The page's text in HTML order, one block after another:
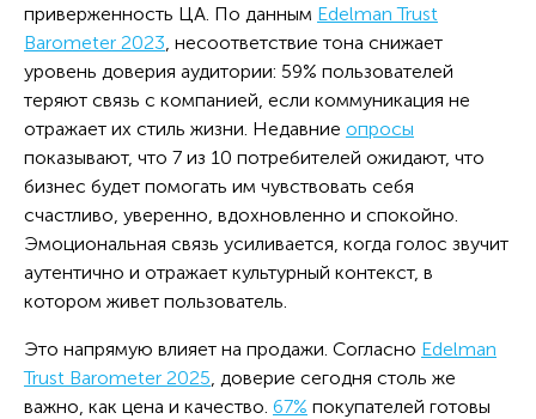
приверженность ЦА. По данным Edelman Trust
Barometer 2023 , несоответствие тона снижает
уровень доверия аудитории: 59% пользователей
теряют связь с компанией, если коммуникация не
отражает их стиль жизни. Недавние опросы
показывают, что 7 из 10 потребителей ожидают, что
бизнес будет помогать им чувствовать себя
счастливо, уверенно, вдохновленно и спокойно.
Эмоциональная связь усиливается, когда голос звучит
аутентично и отражает культурный контекст, в
котором живет пользователь.
Это напрямую влияет на продажи. Согласно Edelman
Trust Barometer 2025 , доверие сегодня столь же
важно, как цена и качество. 67% покупателей готовы